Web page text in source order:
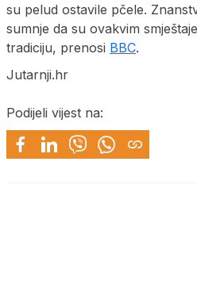
su pelud ostavile pčele.
sumnje da su ovakvim
tradiciju, prenosi BBC.
Jutarnji.hr
Podijeli vijest na: